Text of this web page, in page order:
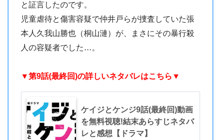
と証言したのです。
児童虐待と傷害容疑で仲井戸らが捜査していた張
本人久我山勝也（桐山漣）が、まさにその暴行殺
人の容疑者でした…。
▼第9話(最終回)の詳しいネタバレはこちら▼
ケイジとケンジ9話(最終回)動画
を無料視聴!結末あらすじネタバ
レと感想【ドラマ】